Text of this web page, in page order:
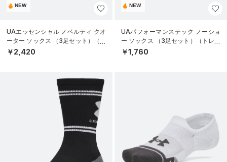
NEW
UAエッセンシャル ノベルティ クオ
ーター ソックス （3足セット）（ラ
イフスタイル/UNISEX）
￥2,420
NEW
UAパフォーマンステック ノーショ
ー ソックス （3足セット）（トレー
ニング/UNISEX）
￥1,760